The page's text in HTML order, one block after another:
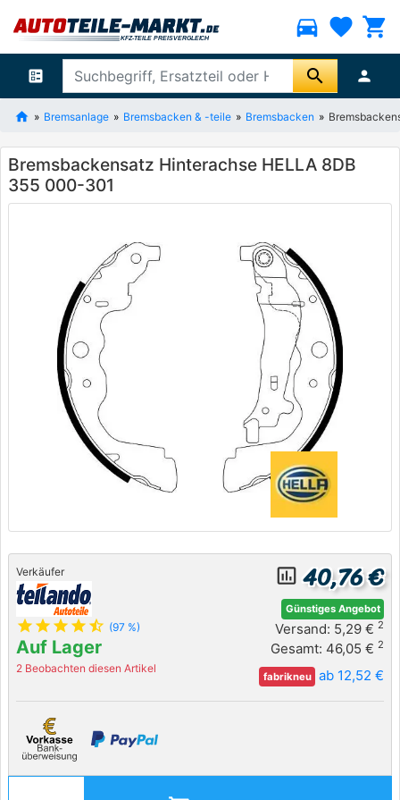
directions_car favorite shopping_cart
ballot search person
Bremsanlage Bremsbacken & -teile Bremsbacken
Bremsbackensatz Hinterachse HELLA 8DB
355 000-301
Verkäufer
star star star star star_half (97 %)
Auf Lager
2 Beobachten diesen Artikel
insert_chart_outlined 40,76 €
Günstiges Angebot
Versand: 5,29 € 2
Gesamt: 46,05 € 2
fabrikneu ab 12,52 €